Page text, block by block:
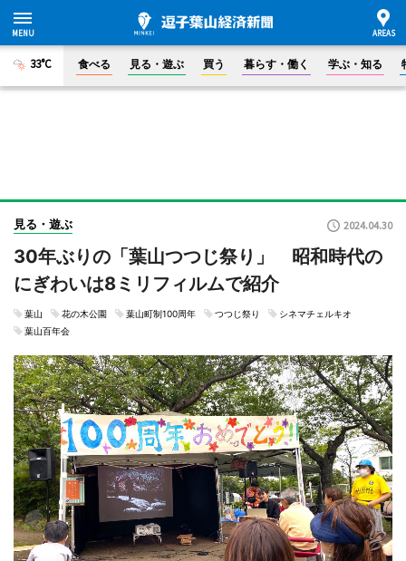
33°C 食べる 見る・遊ぶ 買う 暮らす・働く 学ぶ・知る
見る・遊ぶ 2024.04.30
30年ぶりの「葉山つつじ祭り」 昭和時代の
にぎわいは8ミリフィルムで紹介
葉山 花の木公園 葉山町制100周年 つつじ祭り
シネマチェルキオ
葉山百年会